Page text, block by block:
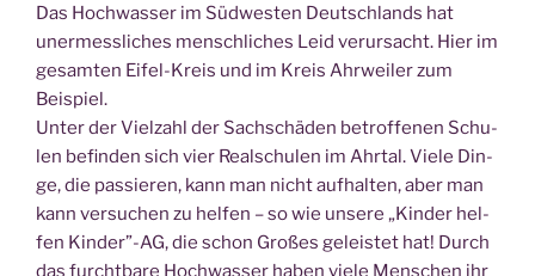
Das Hoch­was­ser im Süd­wes­ten Deutsch­lands hat
uner­mess­li­ches mensch­li­ches Leid ver­ur­sacht. Hier im
gesam­ten Eifel-Kreis und im Kreis Ahr­wei­ler zum
Beispiel.
Unter der Viel­zahl der Sach­schä­den betrof­fe­nen Schu­
len befin­den sich vier Real­schu­len im Ahrtal. Vie­le Din­
ge, die pas­sie­ren, kann man nicht auf­hal­ten, aber man
kann ver­su­chen zu hel­fen – so wie unse­re „Kin­der hel­
fen Kinder”-AG, die schon Gro­ßes geleis­tet hat! Durch
das furcht­ba­re Hoch­was­ser haben vie­le Men­schen ihr